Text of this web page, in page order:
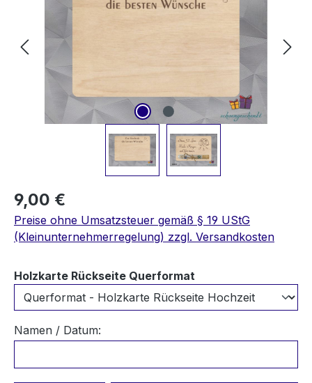
9,00 €
Preise ohne Umsatzsteuer gemäß § 19 UStG
(Kleinunternehmerregelung) zzgl. Versandkosten
Holzkarte Rückseite Querformat
Namen / Datum: